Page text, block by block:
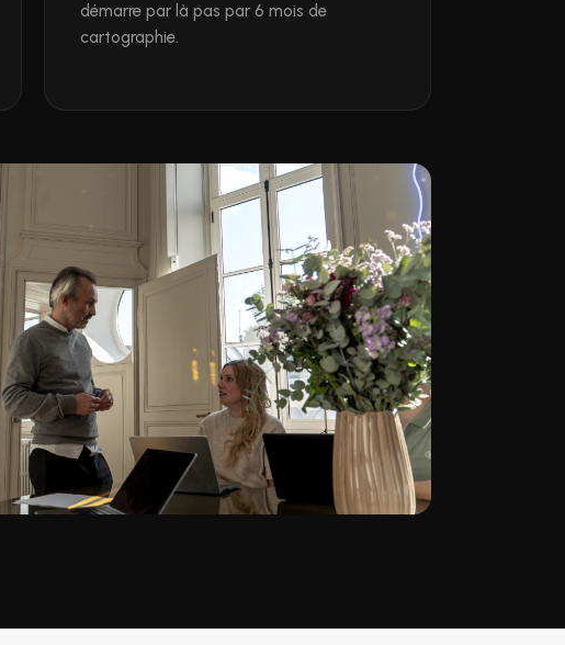
démarre par là pas par 6 mois de
cartographie.